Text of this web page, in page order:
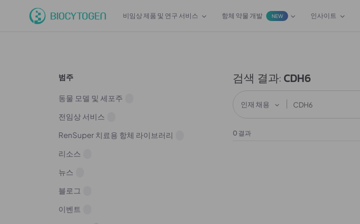
비임상 제품 및 연구 서비스 항체 약물 개발 NEW 인사이트
범주
동물 모델 및 세포주
전임상 서비스
RenSuper 치료용 항체 라이브러리
리소스
뉴스
블로그
이벤트
검색 결과: CDH6
인재 채용
0결과